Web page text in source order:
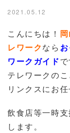
2021.05.12
こんにちは！
レワークなら
ワークガイドで
テレワークの
リンクスにお任
飲食店等一時
します。